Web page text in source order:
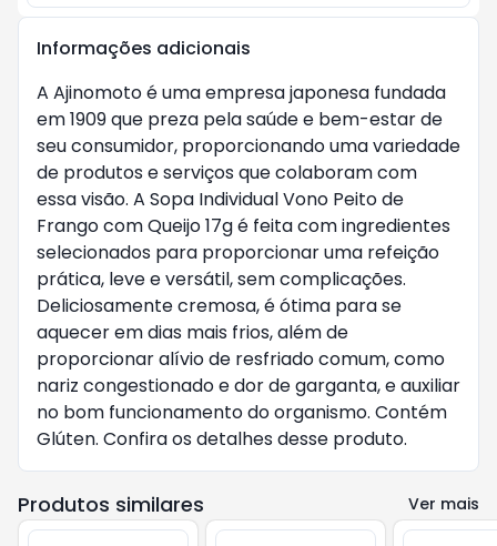
Informações adicionais
A Ajinomoto é uma empresa japonesa fundada
em 1909 que preza pela saúde e bem-estar de
seu consumidor, proporcionando uma variedade
de produtos e serviços que colaboram com
essa visão. A Sopa Individual Vono Peito de
Frango com Queijo 17g é feita com ingredientes
selecionados para proporcionar uma refeição
prática, leve e versátil, sem complicações.
Deliciosamente cremosa, é ótima para se
aquecer em dias mais frios, além de
proporcionar alívio de resfriado comum, como
nariz congestionado e dor de garganta, e auxiliar
no bom funcionamento do organismo. Contém
Glúten. Confira os detalhes desse produto.
Produtos similares Ver mais